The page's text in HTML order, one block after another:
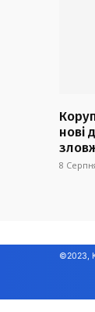
нові
8
©2023,